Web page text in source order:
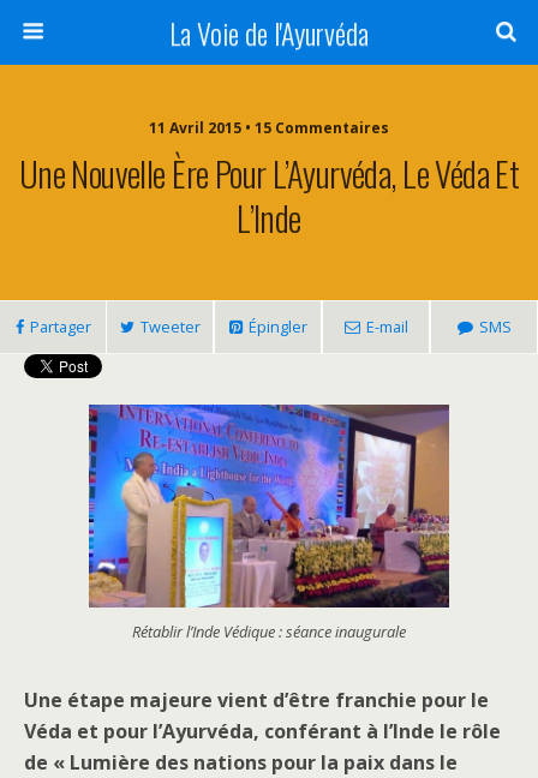
La Voie de l'Ayurvéda
11 Avril 2015 • 15 Commentaires
Une Nouvelle Ère Pour L’Ayurvéda, Le Véda Et
L’Inde
Partager Tweeter Épingler E-mail SMS
Rétablir l’Inde Védique : séance inaugurale
Une étape majeure vient d’être franchie pour le
Véda et pour l’Ayurvéda, conférant à l’Inde le rôle
de « Lumière des nations pour la paix dans le